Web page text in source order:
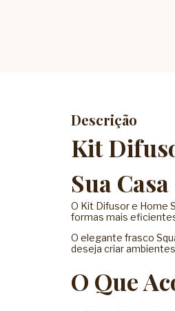
Descrição
Kit
Sua Casa
O Kit Difusor e Home
formas mais
O elegante frasco
deseja criar
O Que